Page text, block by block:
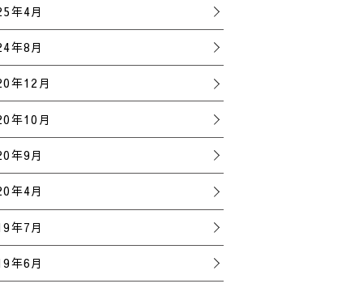
年4月
年8月
年12月
年10月
年9月
年4月
年7月
年6月